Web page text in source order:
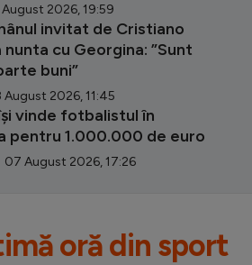
2026, 19:59
invitat de Cristiano
nunta cu Georgina: ”Sunt
buni”
August 2026, 11:45
vinde fotbalistul în
pentru 1.000.000 de euro
07 August 2026, 17:26
oră din sport